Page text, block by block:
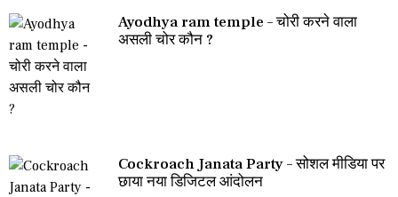
Ayodhya ram temple – चोरी करने वाला
असली चोर कौन ?
Cockroach Janata Party – सोशल मीडिया पर
छाया नया डिजिटल आंदोलन